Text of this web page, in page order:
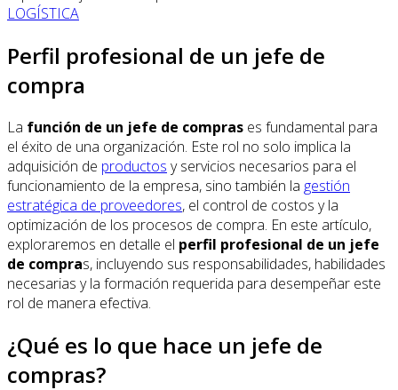
LOGÍSTICA
Perfil profesional de un jefe de
compra
La función de un jefe de compras es fundamental para
el éxito de una organización. Este rol no solo implica la
adquisición de productos y servicios necesarios para el
funcionamiento de la empresa, sino también la gestión
estratégica de proveedores, el control de costos y la
optimización de los procesos de compra. En este artículo,
exploraremos en detalle el perfil profesional de un jefe
de compras, incluyendo sus responsabilidades, habilidades
necesarias y la formación requerida para desempeñar este
rol de manera efectiva.
¿Qué es lo que hace un jefe de
compras?